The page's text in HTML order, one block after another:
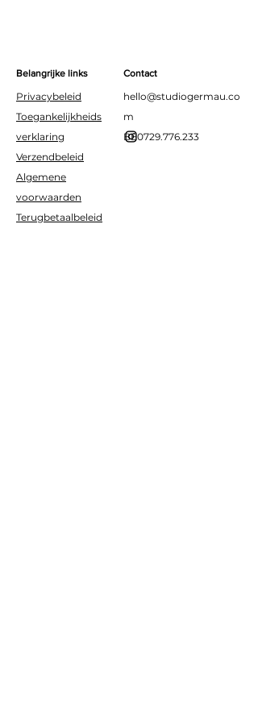
Belangrijke links
Privacybeleid
Toegankelijkheids
verklaring
Verzendbeleid
Algemene
voorwaarden
Terugbetaalbeleid
Contact
hello@studiogermau.co
m
BE0729.776.233